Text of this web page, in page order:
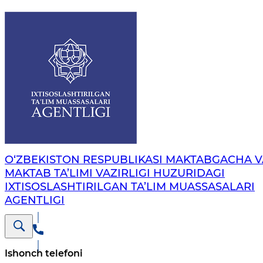
O‘ZBEKISTON RESPUBLIKASI MAKTABGACHA
MAKTAB TA’LIMI VAZIRLIGI HUZURIDAGI
IXTISOSLASHTIRILGAN TA’LIM MUASSASALARI
AGENTLIGI
Ishonch telefoni